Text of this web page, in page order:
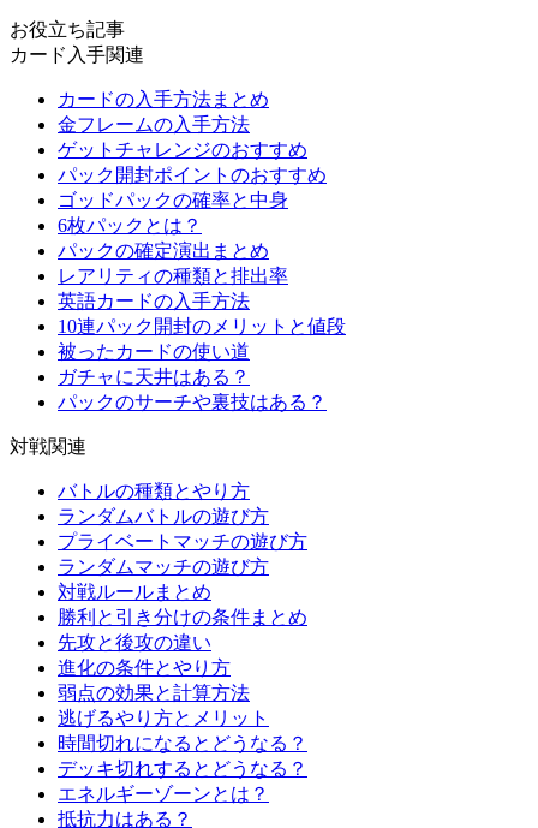
お役立ち記事
カード入手関連
カードの入手方法まとめ
金フレームの入手方法
ゲットチャレンジのおすすめ
パック開封ポイントのおすすめ
ゴッドパックの確率と中身
6枚パックとは？
パックの確定演出まとめ
レアリティの種類と排出率
英語カードの入手方法
10連パック開封のメリットと値段
被ったカードの使い道
ガチャに天井はある？
パックのサーチや裏技はある？
対戦関連
バトルの種類とやり方
ランダムバトルの遊び方
プライベートマッチの遊び方
ランダムマッチの遊び方
対戦ルールまとめ
勝利と引き分けの条件まとめ
先攻と後攻の違い
進化の条件とやり方
弱点の効果と計算方法
逃げるやり方とメリット
時間切れになるとどうなる？
デッキ切れするとどうなる？
エネルギーゾーンとは？
抵抗力はある？